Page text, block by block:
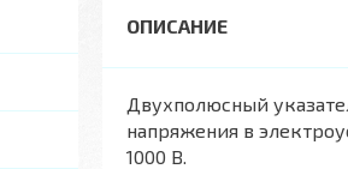
Двухполюсный
напряжения в
1000 В.